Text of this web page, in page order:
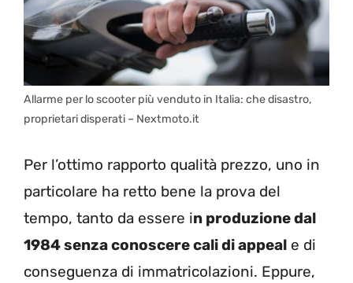
Allarme per lo scooter più venduto in Italia: che disastro,
proprietari disperati – Nextmoto.it
Per l’ottimo rapporto qualità prezzo, uno in
particolare ha retto bene la prova del
tempo, tanto da essere in produzione dal
1984 senza conoscere cali di appeal e di
conseguenza di immatricolazioni. Eppure,